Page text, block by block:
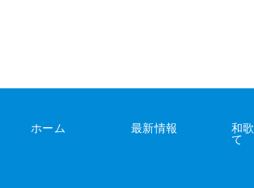
ホーム 最新情報 和
て